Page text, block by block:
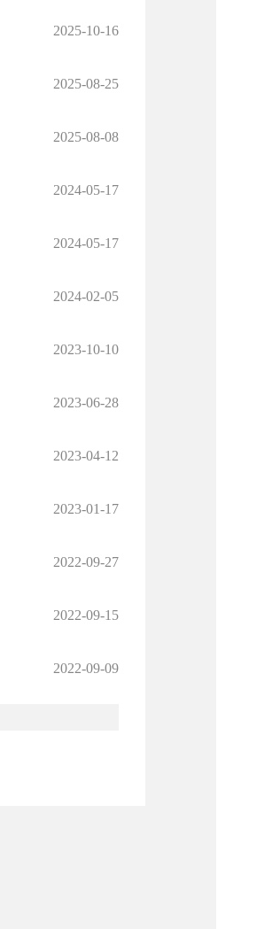
2025-10-16
2025-08-25
2025-08-08
2024-05-17
2024-05-17
2024-02-05
2023-10-10
2023-06-28
2023-04-12
2023-01-17
2022-09-27
2022-09-15
2022-09-09